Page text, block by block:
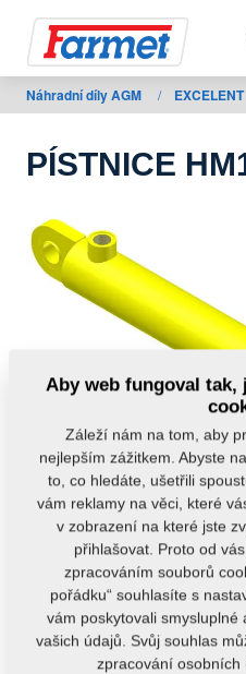
Zpět
na
shop
Moje
stažení
Náhradní díly AGM / EXCELENT
PÍSTNICE
Kód produktu: 8000540-
Aby web fungoval tak,
Záleží nám na tom, aby
nejlepším zážitkem. Abyste
to, co hledáte, ušetřili
vám reklamy na věci, které
v zobrazení na které jste
přihlašovat. Proto od
zpracováním souborů
pořádku“ souhlasíte s
vám poskytovali smysluplné
vašich údajů. Svůj souhlas
zpracování osobních